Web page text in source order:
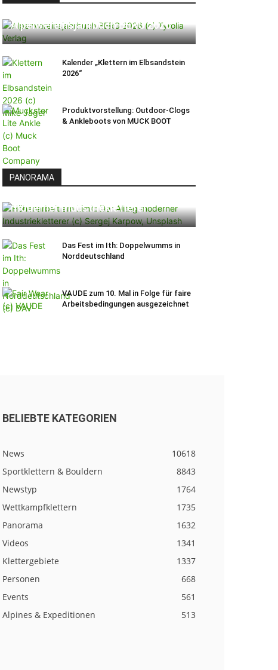
Alpenvereinsjahrbuch BERG 2026
Kalender „Klettern im Elbsandstein
2026“
Produktvorstellung: Outdoor-Clogs
& Ankleboots von MUCK BOOT
PANORAMA
moderner Industriekletterer
Das Fest im Ith: Doppelwumms in
Norddeutschland
VAUDE zum 10. Mal in Folge für faire
Arbeitsbedingungen ausgezeichnet
BELIEBTE KATEGORIEN
News
10618
Sportklettern & Bouldern
8843
Newstyp
1764
Wettkampfklettern
1735
Panorama
1632
Videos
1341
Klettergebiete
1337
Personen
668
Events
561
Alpines & Expeditionen
513